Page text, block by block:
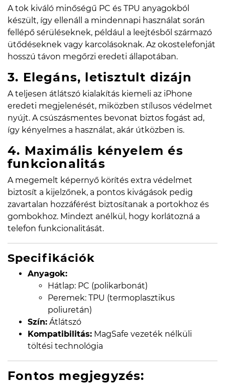
A tok kiváló minőségű PC és TPU anyagokból
készült, így ellenáll a mindennapi használat során
fellépő sérüléseknek, például a leejtésből származó
ütődéseknek vagy karcolásoknak. Az okostelefonját
hosszú távon megőrzi eredeti állapotában.
3. Elegáns, letisztult dizájn
A teljesen átlátszó kialakítás kiemeli az iPhone
eredeti megjelenését, miközben stílusos védelmet
nyújt. A csúszásmentes bevonat biztos fogást ad,
így kényelmes a használat, akár útközben is.
4. Maximális kényelem és
funkcionalitás
A megemelt képernyő körítés extra védelmet
biztosít a kijelzőnek, a pontos kivágások pedig
zavartalan hozzáférést biztosítanak a portokhoz és
gombokhoz. Mindezt anélkül, hogy korlátozná a
telefon funkcionalitását.
Specifikációk
Anyagok:
Hátlap: PC (polikarbonát)
Peremek: TPU (termoplasztikus
poliuretán)
Szín: Átlátszó
Kompatibilitás: MagSafe vezeték nélküli
töltési technológia
Fontos megjegyzés: